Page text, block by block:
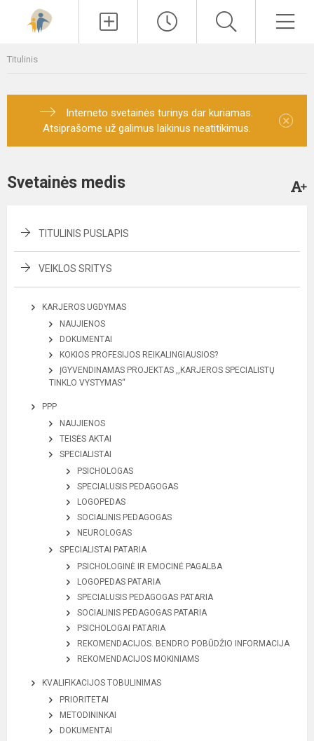
Titulinis
Interneto svetainės turinys dar kuriamas.
Atsiprašome už galimus laikinus neatitikimus.
×
Svetainės medis
TITULINIS PUSLAPIS
VEIKLOS SRITYS
KARJEROS UGDYMAS
NAUJIENOS
DOKUMENTAI
KOKIOS PROFESIJOS REIKALINGIAUSIOS?
ĮGYVENDINAMAS PROJEKTAS ,,KARJEROS SPECIALISTŲ
TINKLO VYSTYMAS“
PPP
NAUJIENOS
TEISĖS AKTAI
SPECIALISTAI
PSICHOLOGAS
SPECIALUSIS PEDAGOGAS
LOGOPEDAS
SOCIALINIS PEDAGOGAS
NEUROLOGAS
SPECIALISTAI PATARIA
PSICHOLOGINĖ IR EMOCINĖ PAGALBA
LOGOPEDAS PATARIA
SPECIALUSIS PEDAGOGAS PATARIA
SOCIALINIS PEDAGOGAS PATARIA
PSICHOLOGAI PATARIA
REKOMENDACIJOS. BENDRO POBŪDŽIO INFORMACIJA
REKOMENDACIJOS MOKINIAMS
KVALIFIKACIJOS TOBULINIMAS
PRIORITETAI
METODININKAI
DOKUMENTAI